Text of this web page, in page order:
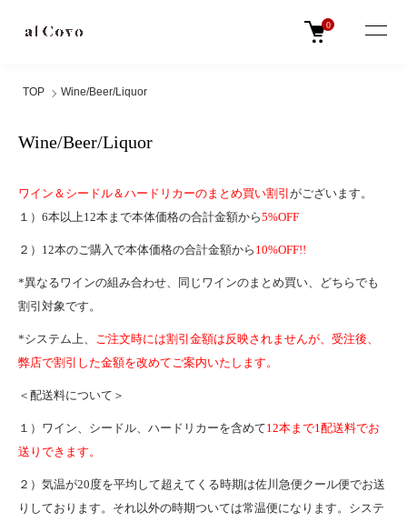
0
TOP Wine/Beer/Liquor
Wine/Beer/Liquor
ワイン＆シードル＆ハードリカーのまとめ買い割引 がございます。
１）6本以上12本まで本体価格の合計金額から5%OFF
２）12本のご購入で本体価格の合計金額から 10%OFF!!
*異なるワインの組み合わせ、同じワインのまとめ買い、どちらでも
割引対象です。
*システム上、 ご注文時には割引金額は反映されませんが、受注後、
弊店で割引した金額を改めてご案内いたします。
＜配送料について＞
１）ワイン、シードル、ハードリカーを含めて12本まで1配送料でお
送りできます。
２）気温が20度を平均して超えてくる時期は佐川急便クール便でお送
りしております。それ以外の時期ついては常温便になります。システ